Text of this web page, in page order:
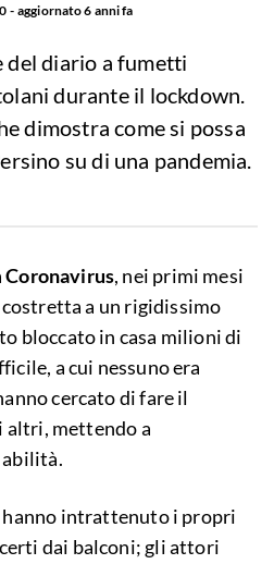
aggiornato6 anni fa
del diario a fumetti
durante il lockdown.
dimostra come si possa
su di una pandemia.
Coronavirus, nei primi mesi
a un rigidissimo
bloccato in casa milioni di
a cui nessuno era
cercato di fare il
altri, mettendo a
hanno intrattenuto i propri
dai balconi; gli attori